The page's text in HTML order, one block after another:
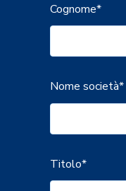
Cognome*
Nome società*
Titolo*